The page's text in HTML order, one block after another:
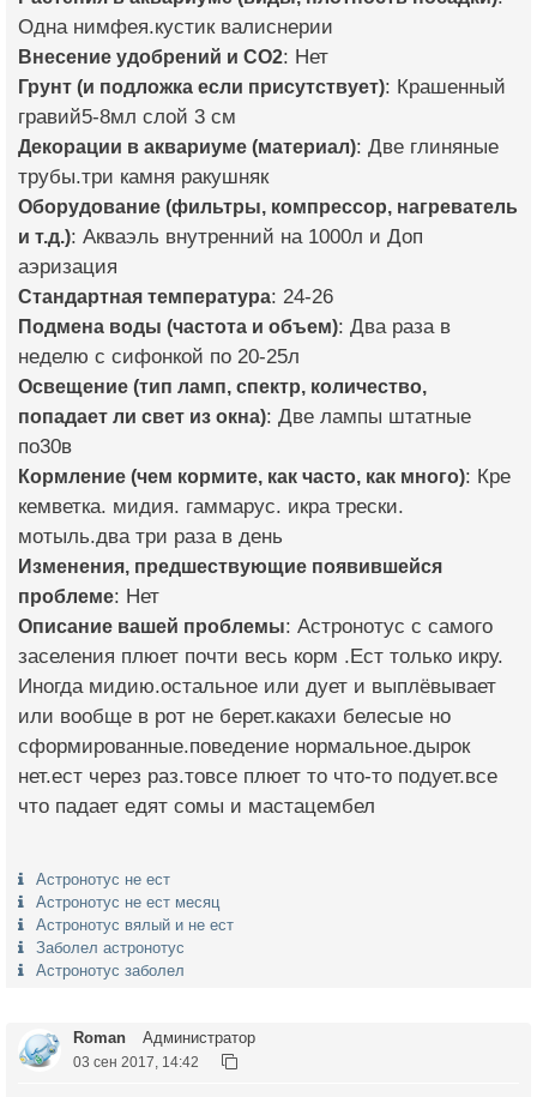
Одна нимфея.кустик валиснерии
Внесение удобрений и CO2: Нет
Грунт (и подложка если присутствует): Крашенный
гравий5-8мл слой 3 см
Декорации в аквариуме (материал): Две глиняные
трубы.три камня ракушняк
Оборудование (фильтры, компрессор, нагреватель
и т.д.): Акваэль внутренний на 1000л и Доп
аэризация
Стандартная температура: 24-26
Подмена воды (частота и объем): Два раза в
неделю с сифонкой по 20-25л
Освещение (тип ламп, спектр, количество,
попадает ли свет из окна): Две лампы штатные
по30в
Кормление (чем кормите, как часто, как много): Кре
кемветка. мидия. гаммарус. икра трески.
мотыль.два три раза в день
Изменения, предшествующие появившейся
проблеме: Нет
Описание вашей проблемы: Астронотус с самого
заселения плюет почти весь корм .Ест только икру.
Иногда мидию.остальное или дует и выплёвывает
или вообще в рот не берет.какахи белесые но
сформированные.поведение нормальное.дырок
нет.ест через раз.товсе плюет то что-то подует.все
что падает едят сомы и мастацембел
Астронотус не ест
Астронотус не ест месяц
Астронотус вялый и не ест
Заболел астронотус
Астронотус заболел
Roman Администратор
03 сен 2017, 14:42